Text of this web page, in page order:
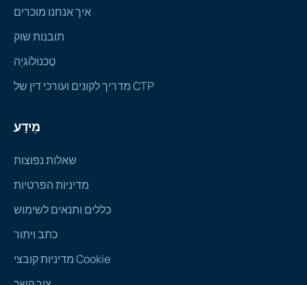
איך אנחנו מוכרים
תובנות שוק
טֶכנוֹלוֹגִיָה
מדריך לקונים ועורכי דין של CTP
מֵידָע
שאלות נפוצות
מדיניות הפרטיות
כללים ותנאים לשימוש
כתב ויתור
מדיניות קובצי Cookie